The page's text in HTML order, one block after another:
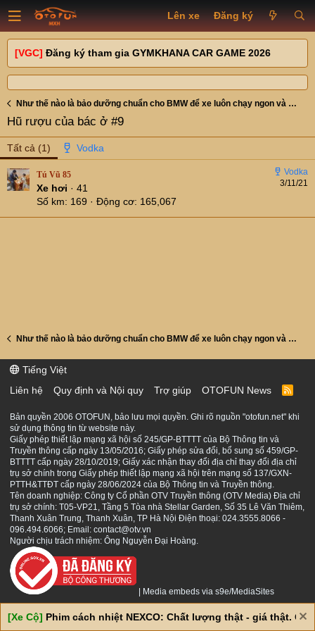
Lên xe Đăng ký
[VGC] Đăng ký tham gia GYMKHANA CAR GAME 2026
Như thế nào là bảo dưỡng chuẩn cho BMW để xe luôn chạy ngon và bền! Bí Quyết là đây!
Hũ rượu của bác ở #9
Tất cả (1)
3/11/21
Tú Vũ 85
Xe hơi · 41
Số km
169 Động cơ 165,067
Như thế nào là bảo dưỡng chuẩn cho BMW để xe luôn chạy ngon và bền! Bí Quyết là đây!
Tiếng Việt
Liên hệ
Quy định và Nội quy Trợ giúp OTOFUN News
R
S
Bản quyền 2006 OTOFUN, bảo lưu mọi quyền. Ghi rõ nguồn "otofun.net" khi
sử dụng thông tin từ website này.
Giấy phép thiết lập mạng xã hội số 245/GP-BTTTT của Bộ Thông tin và
Truyền thông cấp ngày 13/05/2016; Giấy phép sửa đổi, bổ sung số 459/GP-
BTTTT cấp ngày 28/10/2019; Giấy xác nhận thay đổi địa chỉ thay đổi địa chỉ
trụ sở chính trong Giấy phép thiết lập mạng xã hội trên mạng số 137/GXN-
PTTH&TTĐT cấp ngày 28/06/2024 của Bộ Thông tin và Truyền thông.
Tên doanh nghiệp: Công ty Cổ phần OTV Truyền thông (OTV Media) Địa chỉ
trụ sở chính: T05-VP21, Tầng 5 Tòa nhà Stellar Garden, Số 35 Lê Văn Thiêm,
Thanh Xuân Trung, Thanh Xuân, TP Hà Nội Điện thoại: 024.3555.8066 -
096.494.6066; Email: contact@otv.vn
Người chịu trách nhiệm: Ông Nguyễn Đại Hoàng.
Media embeds via s9e/MediaSites
[Xe Cộ] Phim cách nhiệt NEXCO: Chất lượng thật - giá thật. Giá